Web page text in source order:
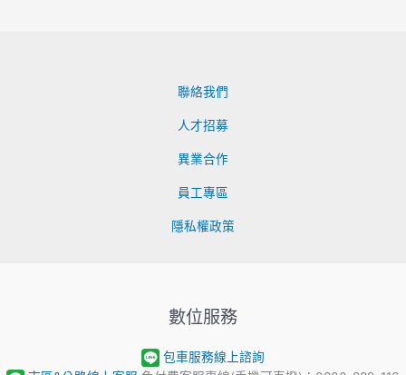
聯絡我們
人才招募
異業合作
員工專區
隱私權政策
數位服務
包車服務線上諮詢